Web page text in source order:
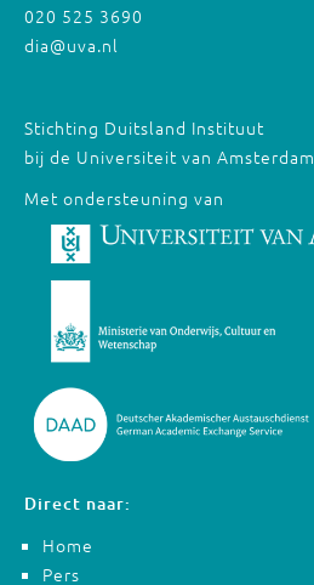
020 525 3690
dia@uva.nl
Stichting Duitsland Instituut
bij de Universiteit van Amsterdam
Met ondersteuning van
Direct naar:
Home
Pers